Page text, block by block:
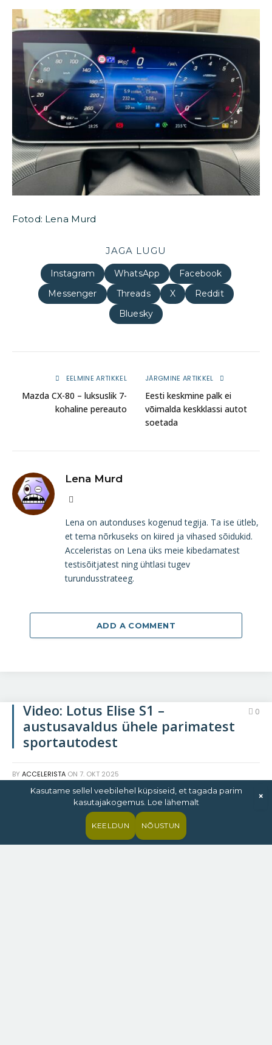
Fotod: Lena Murd
JAGA LUGU
Instagram WhatsApp
Facebook
Messenger
Threads X
Reddit
Bluesky
EELMINE ARTIKKEL
Mazda CX-80 – luksuslik 7-
kohaline pereauto
JÄRGMINE ARTIKKEL
Eesti keskmine palk ei
võimalda keskklassi autot
soetada
Lena Murd
Lena on autonduses kogenud tegija. Ta ise ütleb,
et tema nõrkuseks on kiired ja vihased sõidukid.
Acceleristas on Lena üks meie kibedamatest
testisõitjatest ning ühtlasi tugev
turundusstrateeg.
ADD A COMMENT
Video: Lotus Elise S1 –
austusavaldus ühele parimatest
sportautodest
0
BY ACCELERISTA ON 7. OKT 2025
Kasutame sellel veebilehel küpsiseid, et tagada parim
kasutajakogemus. Loe lähemalt
KEELDUN NÕUSTUN
×